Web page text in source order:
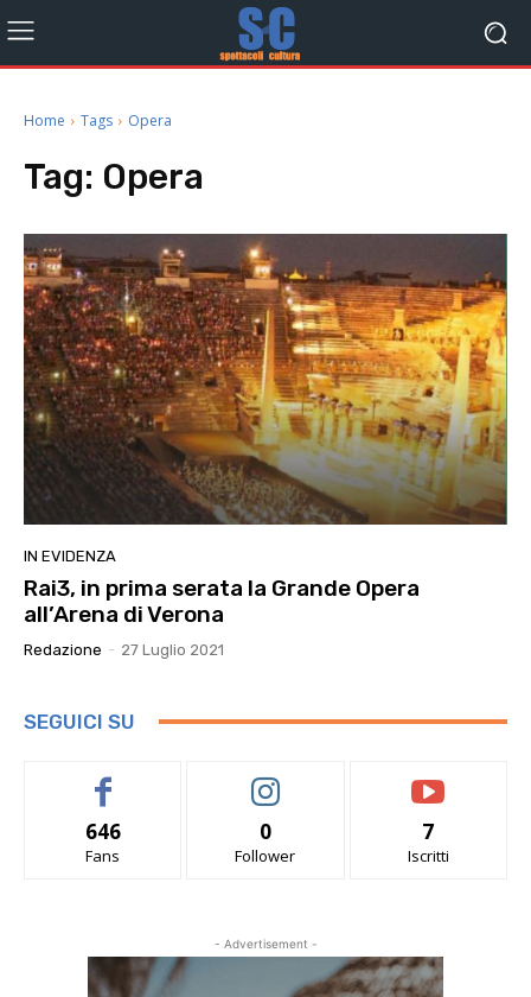
Home Tags Opera
Tag: Opera
IN EVIDENZA
Rai3, in prima serata la Grande Opera
all’Arena di Verona
Redazione - 27 Luglio 2021
SEGUICI SU
646
Fans
0
Follower
7
Iscritti
- Advertisement -